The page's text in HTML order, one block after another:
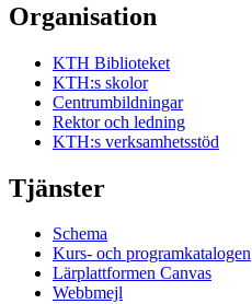
Organisation
KTH Biblioteket
KTH:s skolor
Centrumbildningar
Rektor och ledning
KTH:s verksamhetsstöd
Tjänster
Schema
Kurs- och programkatalogen
Lärplattformen Canvas
Webbmejl